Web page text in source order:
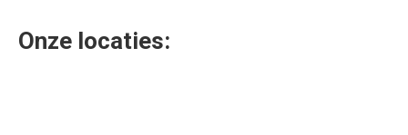
Onze locaties: